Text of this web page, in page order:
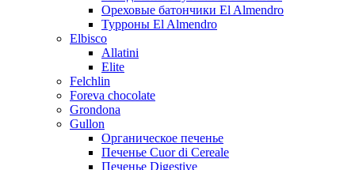
Ореховые батончики El Almendro
Турроны El Almendro
Elbisco
Allatini
Elite
Felchlin
Foreva chocolate
Grondona
Gullon
Органическое печенье
Печенье Cuor di Cereale
Печенье Digestive